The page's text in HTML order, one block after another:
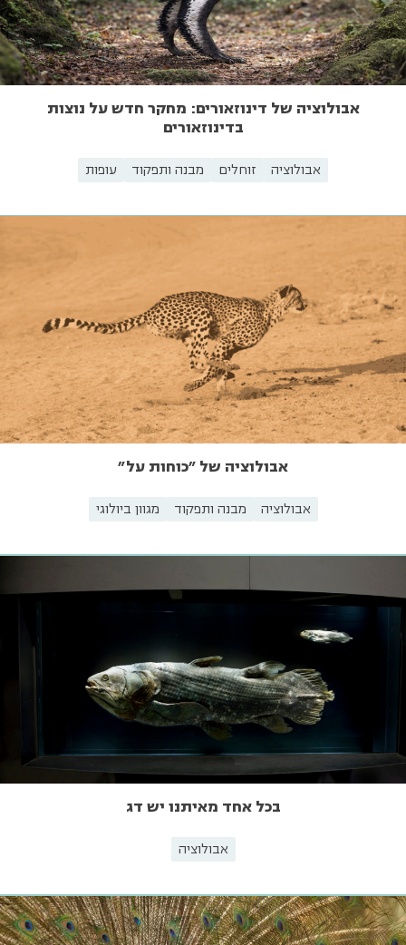
אבולוציה של דינוזאורים: מחקר חדש על נוצות
בדינוזאורים
אבולוציה זוחלים מבנה ותפקוד עופות
אבולוציה של "כוחות על"
אבולוציה מבנה ותפקוד מגוון ביולוגי
בכל אחד מאיתנו יש דג
אבולוציה